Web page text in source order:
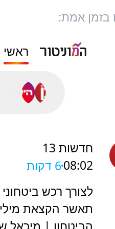
בזמן אמת:
ראשי
חדשות 13
08:026 דקות
לצורך רכש
תאשר הקצאת